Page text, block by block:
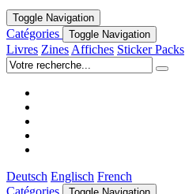
Toggle Navigation
Catégories Toggle Navigation
Livres Zines Affiches Sticker Packs
Deutsch Englisch French
Catégories